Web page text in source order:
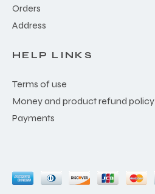
Orders
Address
HELP LINKS
Terms of use
Money and product refund policy
Payments